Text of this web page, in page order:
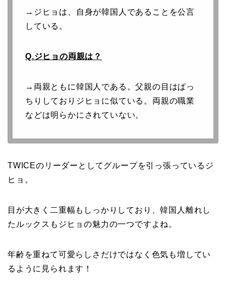
→ジヒョは、自身が韓国人であることを公言
している。
Q.ジヒョの両親は？
→両親ともに韓国人である。父親の目はぱっ
ちりしておりジヒョに似ている。両親の職業
などは明らかにされていない。
TWICEのリーダーとしてグループを引っ張っているジ
ヒョ。
目が大きく二重幅もしっかりしており、韓国人離れし
たルックスもジヒョの魅力の一つですよね。
年齢を重ねて可愛らしさだけではなく色気も増してい
るように見られます！